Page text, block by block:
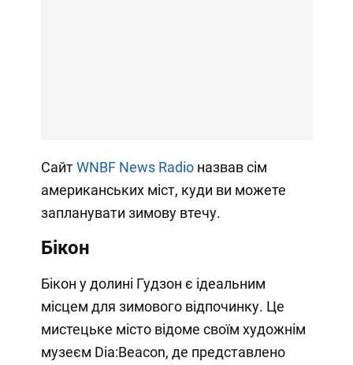
СайтWNBF News Radioназвав сім
американських міст, куди ви можете
запланувати зимову втечу.
Бікон
Бікон у долині Гудзон є ідеальним
місцем для зимового відпочинку. Це
мистецьке місто відоме своїм художнім
музеєм Dia:Beacon, де представлено